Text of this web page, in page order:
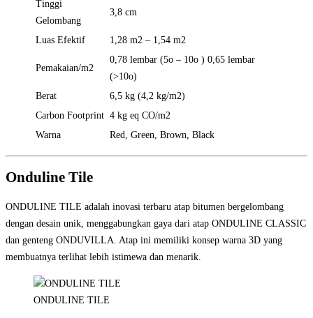
Tinggi
Gelombang
3,8 cm
Luas Efektif 1,28 m2 – 1,54 m2
Pemakaian/m2
0,78 lembar (5o – 10o ) 0,65 lembar
(>10o)
Berat
6,5 kg (4,2 kg/m2)
Carbon Footprint 4 kg eq CO/m2
Warna
Red, Green, Brown, Black
Onduline Tile
ONDULINE TILE adalah inovasi terbaru atap bitumen bergelombang
dengan desain unik, menggabungkan gaya dari atap ONDULINE CLASSIC
dan genteng ONDUVILLA. Atap ini memiliki konsep warna 3D yang
membuatnya terlihat lebih istimewa dan menarik.
ONDULINE TILE